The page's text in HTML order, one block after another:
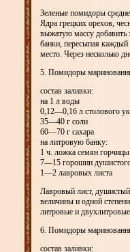
Зеленые помидоры
Ядра грецких орехов,
выжатую массу добавить
банки, пересыпая
место. Через несколько
5. Помидоры
состав заливки:
на 1 л воды
0,12—0,16 л столового
35—40 г соли
60—70 г сахара
на литровую банку:
1 ч. ложка семян горчицы
7—15 горошин
1—2 лавровых листа
Лавровый лист,
величины и одной
литровые и
6. Помидоры
состав заливки: